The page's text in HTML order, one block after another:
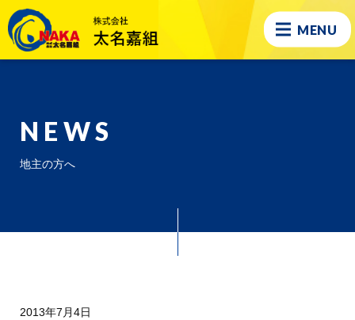
MENU
NEWS
地主の方へ
2013年7月4日